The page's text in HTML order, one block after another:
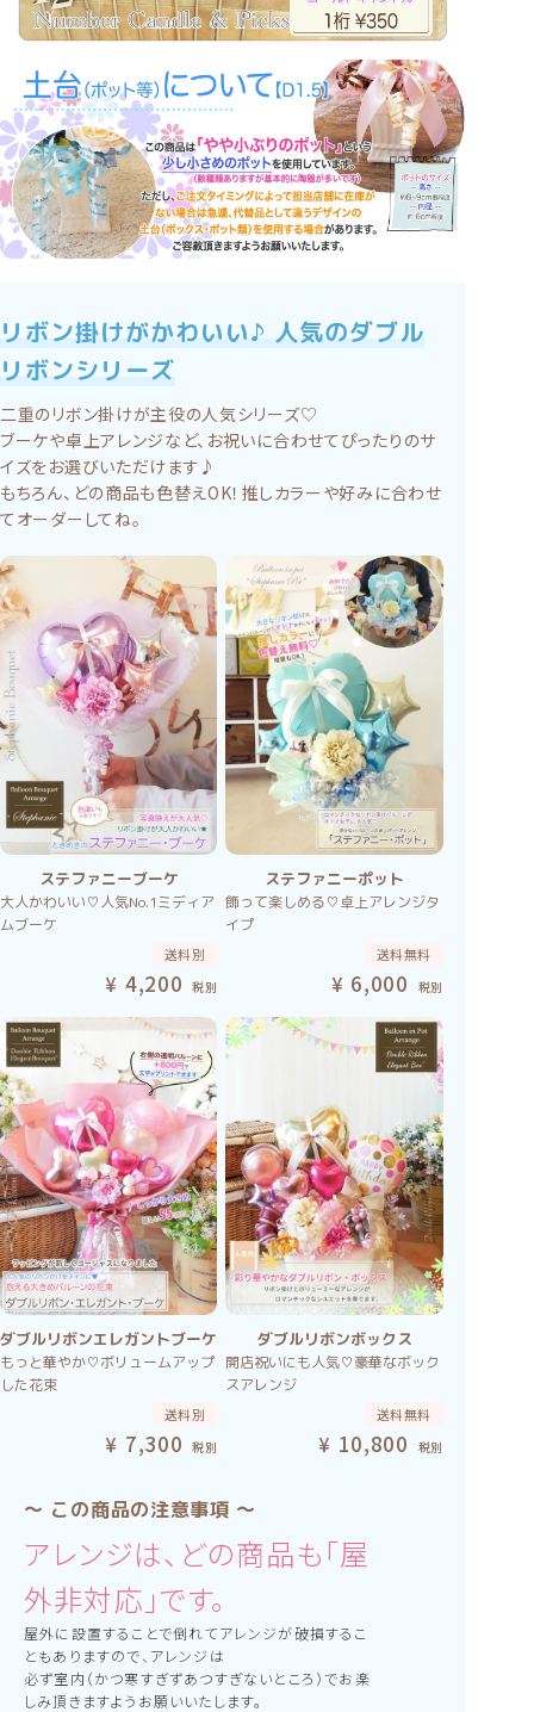
リボン掛けがかわいい♪ 人気のダブル
リボンシリーズ
二重のリボン掛けが主役の人気シリーズ♡
ブーケや卓上アレンジなど、お祝いに合わせてぴったりのサ
イズをお選びいただけます♪
もちろん、どの商品も色替えOK！推しカラーや好みに合わせ
てオーダーしてね。
ステファニーブーケ
大人かわいい♡人気No.1ミディア
ムブーケ
送料別
4,200 税別
ステファニーポット
飾って楽しめる♡卓上アレンジタ
イプ
送料無料
6,000 税別
ダブルリボンエレガントブーケ
もっと華やか♡ボリュームアップ
した花束
送料別
7,300 税別
ダブルリボンボックス
開店祝いにも人気♡豪華なボック
スアレンジ
送料無料
10,800 税別
〜 この商品の注意事項 〜
アレンジは、どの商品も「屋
外非対応」です。
屋外に設置することで倒れてアレンジが破損するこ
ともありますので、アレンジは
必ず室内（かつ寒すぎずあつすぎないところ）でお楽
しみ頂きますようお願いいたします。